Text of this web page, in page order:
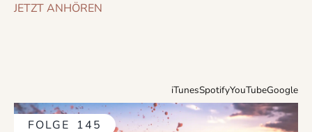
JETZT ANHÖREN
iTunesSpotifyYouTubeGoogle
FOLGE 145